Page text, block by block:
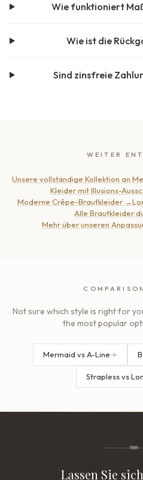
Wie funktioniert
Wie ist die
Sind zinsfreie
WEITER
Unsere vollständige Kollektion an
Kleider mit Illusions-
Moderne Crêpe-Brautkleider→
Alle Brautkleider
Mehr über unseren
Not sure which style is right for
the most popular
Mermaid vs A-Line
Strapless vs
Lassen Sie